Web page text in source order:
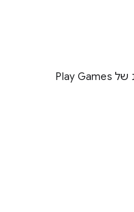
משחק לדוגמה ב-Unreal שמדגים רכישות מתוך האפליקציה, תכונות של Play Games